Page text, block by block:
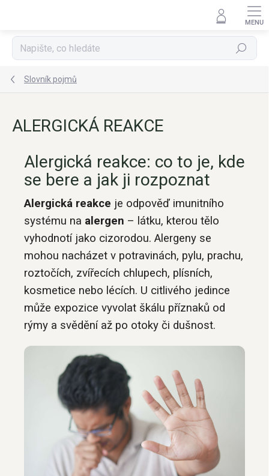
Hledat
Slovník pojmů
ALERGICKÁ REAKCE
Alergická reakce: co to je, kde
se bere a jak ji rozpoznat
Alergická reakce je odpověď imunitního
systému na alergen – látku, kterou tělo
vyhodnotí jako cizorodou. Alergeny se
mohou nacházet v potravinách, pylu, prachu,
roztočích, zvířecích chlupech, plísních,
kosmetice nebo lécích. U citlivého jedince
může expozice vyvolat škálu příznaků od
rýmy a svědění až po otoky či dušnost.